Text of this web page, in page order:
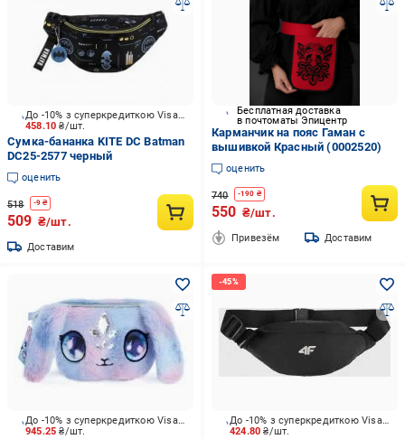
458.10₴/шт.
До -10% з суперкредиткою Visa Вигода
Сумка-бананка KITE DC Batman
DC25-2577 черный
оценить
518 -9 ₴
509 ₴/шт.
Доставим
Бесплатная доставка
в почтоматы Эпицентр
Карманчик на пояс Гаман с
вышивкой Красный (0002520)
оценить
740 -190 ₴
550 ₴/шт.
Привезём Доставим
945.25₴/шт.
До -10% з суперкредиткою Visa Вигода
424.80₴/шт.
До -10% з суперкредиткою Visa Вигода